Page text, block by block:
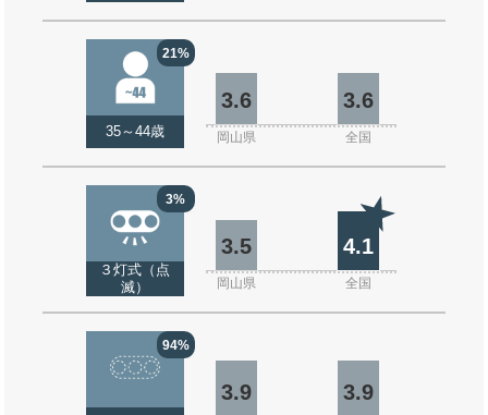
21%
35～44歳
3.6 3.6
岡山県 全国
3%
３灯式（点
滅）
3.5 4.1
岡山県 全国
94%
3.9 3.9